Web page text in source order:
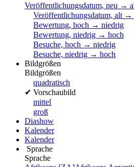
Veröffentlichungsdatum, neu →
Veröffentlichungsdatum, alt →
Bewertung, hoch → niedrig
Bewertung, niedrig → hoch
Besuche, hoch → niedrig
Besuche, niedrig → hoch
Bildgrößen
Bildgrößen
quadratisch
✔ Vorschaubild
mittel
groß
Diashow
Kalender
Kalender
Sprache
Sprache